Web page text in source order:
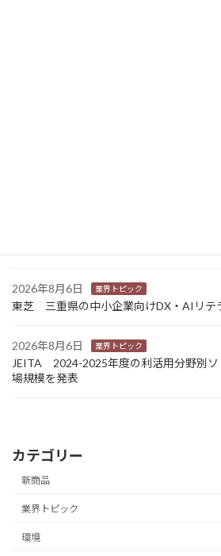
2026年8月6日 業界トピック
東芝 三重県の中小企業向けDX・AIリテ
2026年8月6日 業界トピック
JEITA 2024-2025年度の利活用分野別ソ
場規模を発表
カテゴリー
新商品
業界トピック
環境